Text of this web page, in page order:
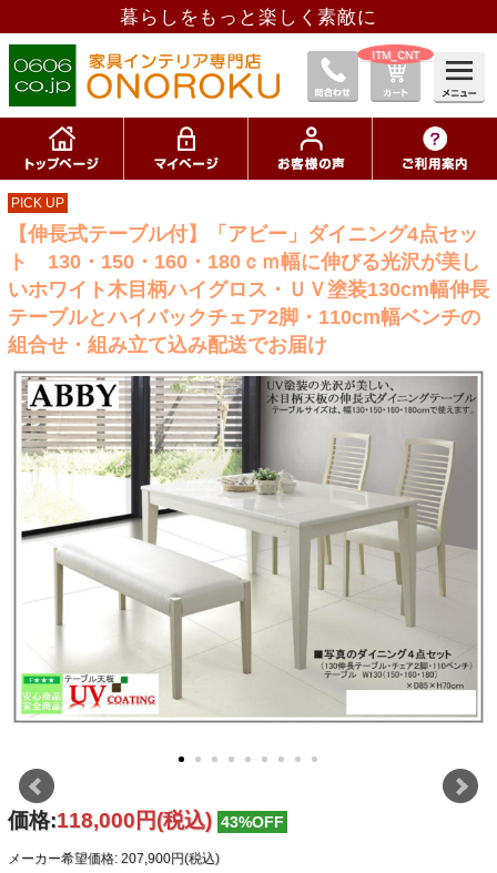
暮らしをもっと楽しく素敵に
__ITM_CNT__
PICK UP
【伸長式テーブル付】「アビー」ダイニング4点セッ
ト 130・150・160・180ｃｍ幅に伸びる光沢が美し
いホワイト木目柄ハイグロス・ＵＶ塗装130cm幅伸長
テーブルとハイバックチェア2脚・110cm幅ベンチの
組合せ・組み立て込み配送でお届け
価格:118,000円(税込) 43%OFF
メーカー希望価格: 207,900円(税込)